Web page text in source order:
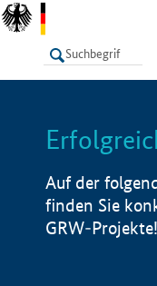
LISTE
Auf der
finden Sie
GRW-Projekte!